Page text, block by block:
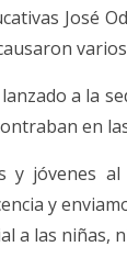
José
a la
jóvenes
y
a las